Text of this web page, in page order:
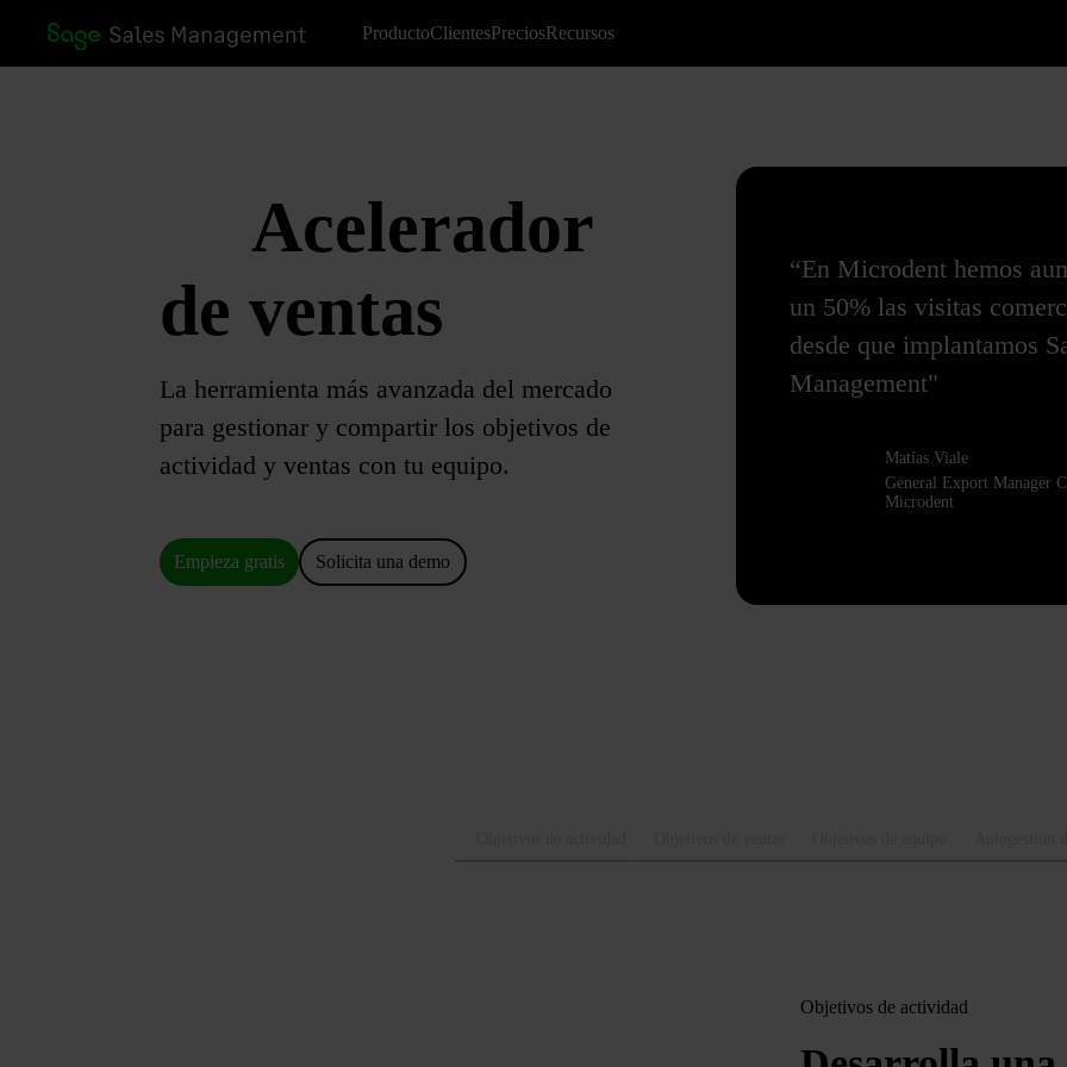
ProductoClientesPreciosRecursos
Acelerador
de ventas
La herramienta más avanzada del mercado
para gestionar y compartir los objetivos de
actividad y ventas con tu equipo.
Empieza gratis Solicita una demo
“En Microdent hemos
un 50% las visitas
desde que implantamos
Management"
Matías Viale
General Export Manager
Microdent
Objetivos de actividad